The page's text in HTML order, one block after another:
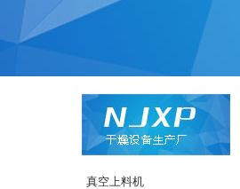
真空上料机